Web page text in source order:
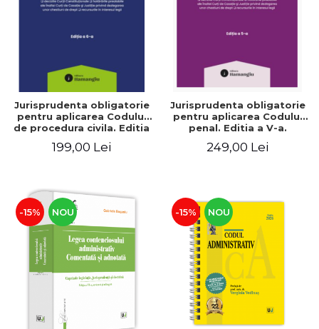
Jurisprudenta obligatorie
pentru aplicarea Codului
de procedura civila. Editia
martie 2026
199,00 Lei
Jurisprudenta obligatorie
pentru aplicarea Codului
penal. Editia a V-a.
249,00 Lei
-15% NOU -15% NOU